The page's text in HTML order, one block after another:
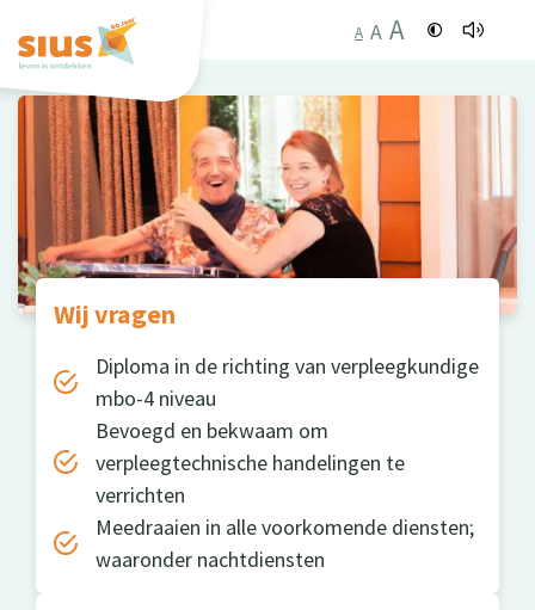
A A A
Wij vragen
Diploma in de richting van verpleegkundige
mbo-4 niveau
Bevoegd en bekwaam om
verpleegtechnische handelingen te
verrichten
Meedraaien in alle voorkomende diensten;
waaronder nachtdiensten